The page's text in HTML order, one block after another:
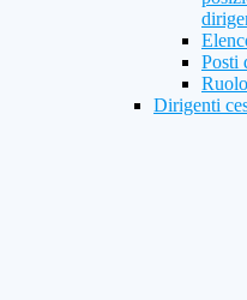
Posti
Dirigenti